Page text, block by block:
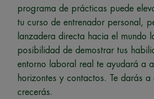
programa de prácticas puede
tu curso de entrenador personal,
lanzadera directa hacia el mundo
posibilidad de demostrar tus
entorno laboral real te ayudará a
horizontes y contactos. Te darás a
crecerás.